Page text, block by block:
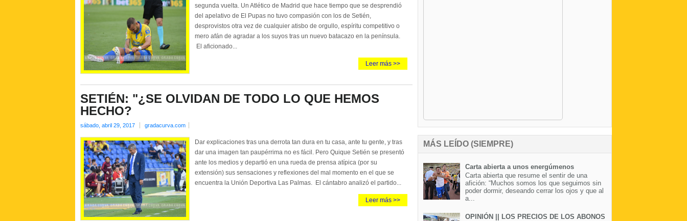
segunda vuelta. Un Atlético de Madrid que hace tiempo que se desprendió
del apelativo de El Pupas no tuvo compasión con los de Setién,
desprovistos otra vez de cualquier atisbo de orgullo, espíritu competitivo o
mero afán de agradar a los suyos tras un nuevo batacazo en la península.
El aficionado...
Leer más >>
SETIÉN: "¿SE OLVIDAN DE TODO LO QUE HEMOS
HECHO?
sábado, abril 29, 2017 gradacurva.com
Dar explicaciones tras una derrota tan dura en tu casa, ante tu gente, y tras
dar una imagen tan paupérrima no es fácil. Pero Quique Setién se presentó
ante los medios y departió en una rueda de prensa atípica (por su
extensión) sus sensaciones y reflexiones del mal momento en el que se
encuentra la Unión Deportiva Las Palmas. El cántabro analizó el partido...
Leer más >>
MÁS LEÍDO (SIEMPRE)
Carta abierta a unos energúmenos
Carta abierta que resume el sentir de una
afición: “Muchos somos los que seguimos sin
poder dormir, deseando cerrar los ojos y que al
a...
OPINIÓN || LOS PRECIOS DE LOS ABONOS